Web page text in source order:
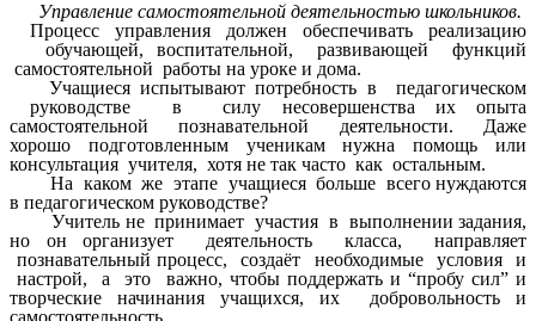
Управление самостоятельной деятельностью школьников.
Процесс управления должен обеспечивать реализацию
обучающей, воспитательной, развивающей функций
самостоятельной работы на уроке и дома.
Учащиеся испытывают потребность в педагогическом
руководстве в силу несовершенства их опыта
самостоятельной познавательной деятельности. Даже
хорошо подготовленным ученикам нужна помощь или
консультация учителя, хотя не так часто как остальным.
На каком же этапе учащиеся больше всего нуждаются
в педагогическом руководстве?
Учитель не принимает участия в выполнении задания,
но он организует деятельность класса, направляет
познавательный процесс, создаёт необходимые условия и
настрой, а это важно, чтобы поддержать и “пробу сил” и
творческие начинания учащихся, их добровольность и